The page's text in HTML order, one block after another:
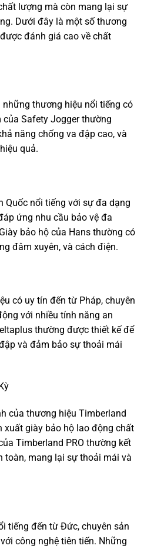
lượng mà còn mang lại sự
Dưới đây là một số thương
đánh giá cao về chất
thương hiệu nổi tiếng có
của Safety Jogger thường
năng chống va đập cao, và
quả.
Quốc nổi tiếng với sự đa dạng
ứng nhu cầu bảo vệ đa
bảo hộ của Hans thường có
đâm xuyên, và cách điện.
có uy tín đến từ Pháp, chuyên
với nhiều tính năng an
thường được thiết kế để
và đảm bảo sự thoải mái
của thương hiệu Timberland
xuất giày bảo hộ lao động chất
Timberland PRO thường kết
toàn, mang lại sự thoải mái và
tiếng đến từ Đức, chuyên sản
công nghệ tiên tiến. Những